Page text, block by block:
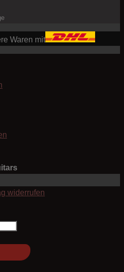
Waren mit
widerrufen